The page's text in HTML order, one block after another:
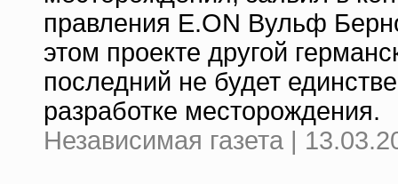
правления E.ON Вульф
этом проекте другой
последний не будет
разработке месторождения.
Независимая газета |